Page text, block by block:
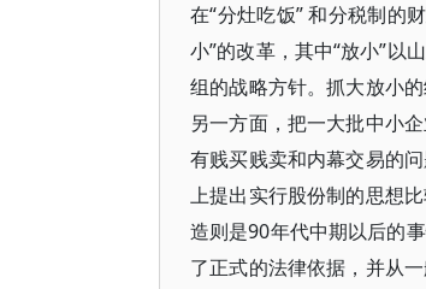
在“分灶吃饭” 和分税制的
小”的改革，其中“放小”以
组的战略方针。抓大放小
另一方面，把一大批中小
有贱买贱卖和内幕交易的
上提出实行股份制的思想
造则是90年代中期以后的
了正式的法律依据，并从